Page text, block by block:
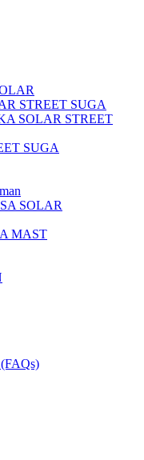
STREET SUGA
SOLAR STREET
SUGA
SOLAR
MAST